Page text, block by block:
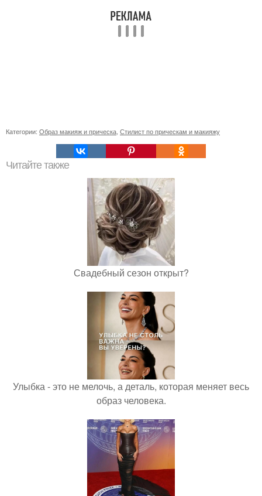
Категории: Образ макияж и прическа Стилист по прическам и макияжу
Читайте также
Свадебный сезон открыт?
Улыбка - это не мелочь, а деталь, которая меняет весь
образ человека.